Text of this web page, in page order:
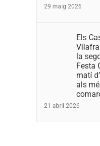
29 maig 2026
Els
la
Festa
matí
als
21 abril 2026